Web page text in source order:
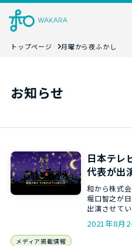
トップページ 月曜から夜ふかし
お知らせ
日本テレ
代表が出
和から株式
堀口智之が
出演させて
から夜ふか
2021年8月
メディア掲載情報